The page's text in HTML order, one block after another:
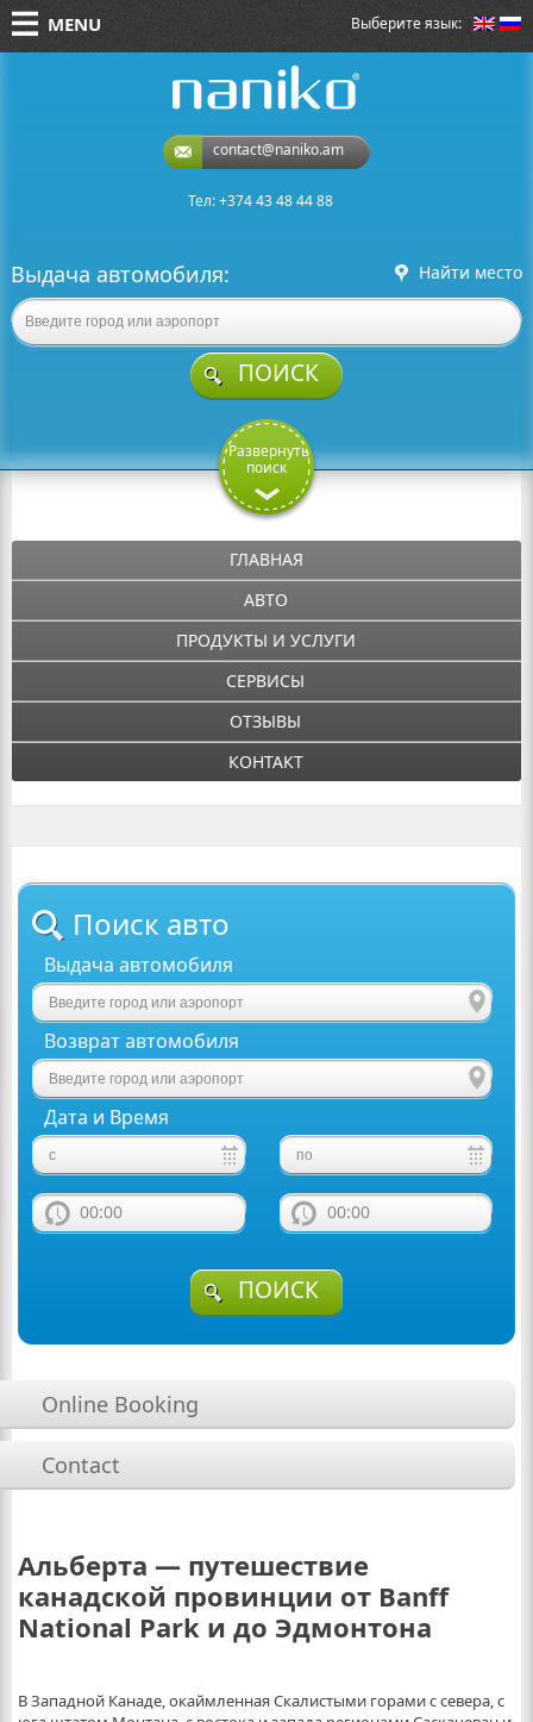
Выберите язык:
MENU
contact@naniko.am
Тел: +374 43 48 44 88
Выдача автомобиля: Найти место
ПОИСК
Развернуть
поиск
ГЛАВНАЯ
АВТО
ПРОДУКТЫ И УСЛУГИ
СЕРВИСЫ
ОТЗЫВЫ
КОНТАКТ
Поиск авто
Выдача автомобиля
Возврат автомобиля
Дата и Время
00:00 00:00
ПОИСК
Online Booking
Contact
Альберта — путешествие
канадской провинции от Banff
National Park и до Эдмонтона
В Западной Канаде, окаймленная Скалистыми горами с севера, с